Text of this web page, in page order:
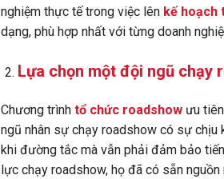
nghiệm thực tế trong việc lên kế hoạch
dạng, phù hợp nhất với từng doanh
Lựa chọn một đội ngũ chạy
Chương trình tổ chức roadshow ưu
ngũ nhân sự chạy roadshow có sự
khi đường tắc mà vẫn phải đảm bảo
lực chạy roadshow, họ đã có sẵn